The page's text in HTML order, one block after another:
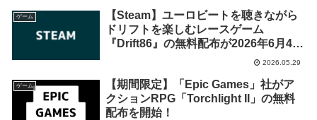
ゲーム
【Steam】ユーロビートを聴きながら
ドリフトを楽しむレースゲーム
『Drift86』の無料配布が2026年6月4日
午前1時までの期間限定で開始 2026.05.29
ゲーム
【期間限定】「Epic Games」社がア
クションRPG「Torchlight II」の無料
配布を開始！